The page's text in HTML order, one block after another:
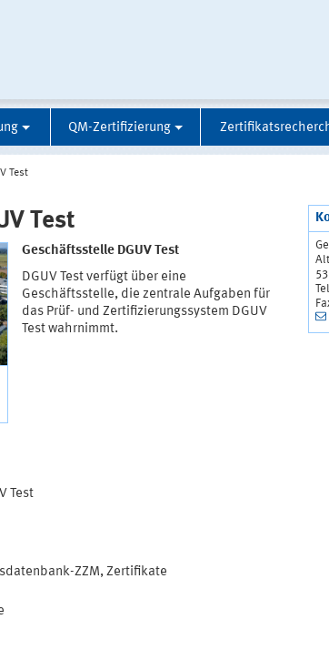
QM-Zertifizierung
Test
Test
Geschäftsstelle DGUV Test
DGUV Test verfügt über eine
Geschäftsstelle, die zentrale Aufgaben für
das Prüf- und Zertifizierungssystem DGUV
Test wahrnimmt.
Test
ZZM, Zertifikate